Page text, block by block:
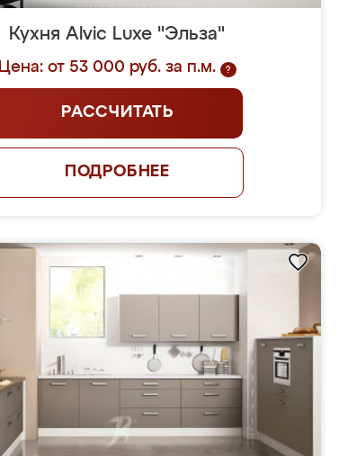
Кухня Alvic Luxe "Эльза"
Цена: от 53 000 руб. за п.м. ?
РАССЧИТАТЬ
ПОДРОБНЕЕ